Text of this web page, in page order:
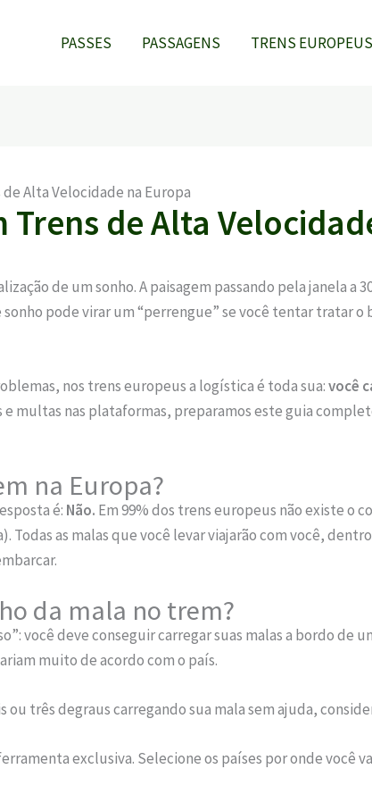
PASSES PASSAGENS TRENS EUROPEUS
Alta Velocidade na Europa
Trens de Alta
de um sonho. A paisagem passando pela janela a
pode virar um “perrengue” se você tentar tratar o
nos trens europeus a logística é toda sua:você
multas nas plataformas, preparamos este guia
na Europa?
é: Não. Em 99% dos trens europeus não existe o
as malas que você levar viajarão com você,
da mala no trem?
você deve conseguir carregar suas malas a bordo de
muito de acordo com o país.
ou três degraus carregando sua mala sem ajuda,
exclusiva. Selecione os países por onde você